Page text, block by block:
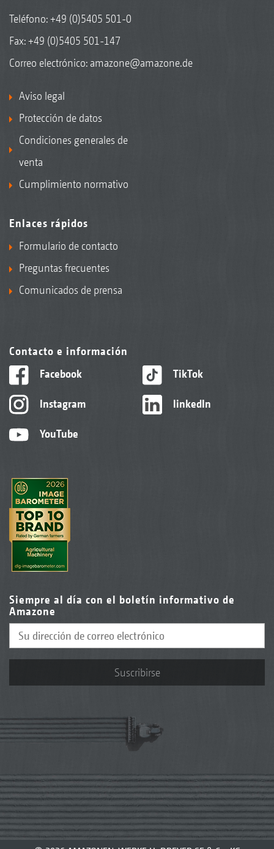
Teléfono:+49 (0)5405 501-0
Fax: +49 (0)5405 501-147
Correo electrónico: amazone@amazone.de
Aviso legal
Protección de datos
Condiciones generales de
venta
Cumplimiento normativo
Enlaces rápidos
Formulario de contacto
Preguntas frecuentes
Comunicados de prensa
Contacto e información
Facebook
Instagram
YouTube
TikTok
linkedIn
Siempre al día con el boletín informativo de
Amazone
Suscribirse